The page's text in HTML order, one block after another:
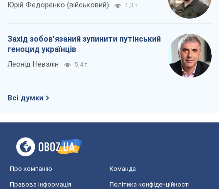
Юрій Федоренко (військовий) 1,3 т.
Захід зобов'язаний зупинити путінський
геноцид українців
Леонід Невзлін 5,4 т.
Всі думки
Про компанію Команда
Правова інформація Політика конфіденційності